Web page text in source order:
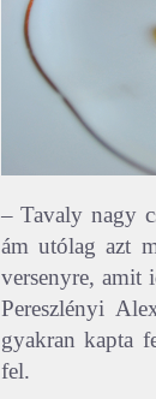
– Tavaly nagy
ám utólag azt
versenyre, amit
Pereszlényi
gyakran kapta
fel.